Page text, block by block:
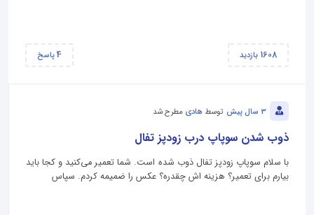
1608 بازدید 4پاسخ
3 سال پیش توسط هادی مطرح شد
ذوب شدن سوپاپ درب زودپز تفال
با سلام سوپاپ زودپز تفال ذوب شده است. شما تعمیر می‌کنید و کجا باید
بیارم برای تعمیر؟ هزینه اش چقدره؟ عکس را ضمیمه کردم. سپاس